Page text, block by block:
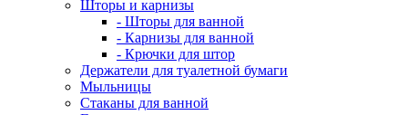
Шторы и карнизы
- Шторы для ванной
- Карнизы для ванной
- Крючки для штор
Держатели для туалетной бумаги
Мыльницы
Стаканы для ванной